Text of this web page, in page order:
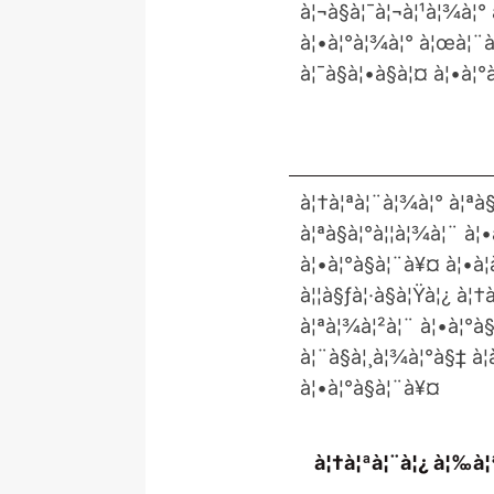
à¦•à¦°à¦¾à¦°
à¦¯à§à¦•à§à¦¤
à¦†à¦ªà¦¨à¦¾à¦°
à¦ªà§à¦°à¦¦à¦¾à¦¨
à¦•à¦°à§à¦¨à¥¤
à¦¦à§ƒà¦·à§à¦Ÿà¦¿
à¦ªà¦¾à¦²à¦¨
à¦¨à§à¦¸à¦¾à¦°à§‡
à¦•à¦°à§à¦¨à¥¤
à¦†à¦ªà¦¨à¦¿